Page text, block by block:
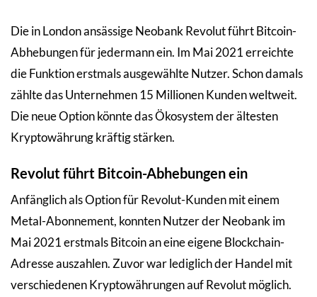
Die in London ansässige Neobank Revolut führt Bitcoin-
Abhebungen für jedermann ein. Im Mai 2021 erreichte
die Funktion erstmals ausgewählte Nutzer. Schon damals
zählte das Unternehmen 15 Millionen Kunden weltweit.
Die neue Option könnte das Ökosystem der ältesten
Kryptowährung kräftig stärken.
Revolut führt Bitcoin-Abhebungen ein
Anfänglich als Option für Revolut-Kunden mit einem
Metal-Abonnement, konnten Nutzer der Neobank im
Mai 2021 erstmals Bitcoin an eine eigene Blockchain-
Adresse auszahlen. Zuvor war lediglich der Handel mit
verschiedenen Kryptowährungen auf Revolut möglich.